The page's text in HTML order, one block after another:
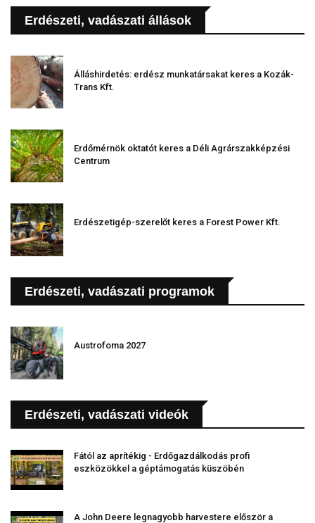
Erdészeti, vadászati állások
Álláshirdetés: erdész munkatársakat keres a Kozák-
Trans Kft.
Erdőmérnök oktatót keres a Déli Agrárszakképzési
Centrum
Erdészetigép-szerelőt keres a Forest Power Kft.
Erdészeti, vadászati programok
Austrofoma 2027
Erdészeti, vadászati videók
Fától az aprítékig - Erdőgazdálkodás profi
eszközökkel a géptámogatás küszöbén
A John Deere legnagyobb harvestere először a